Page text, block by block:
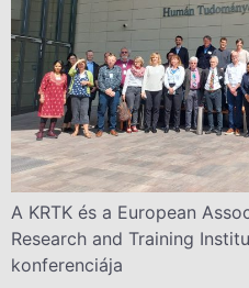
A KRTK és a European
Research and Training
konferenciája